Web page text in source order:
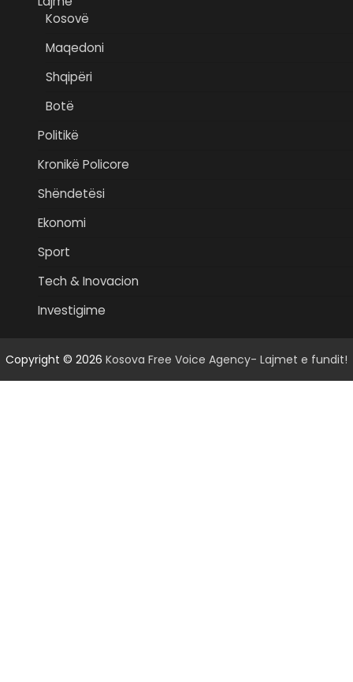
Kosovë
Maqedoni
Shqipëri
Botë
Politikë
Kronikë Policore
Shëndetësi
Ekonomi
Sport
Tech & Inovacion
Investigime